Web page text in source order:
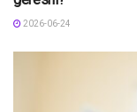
2026-06-24